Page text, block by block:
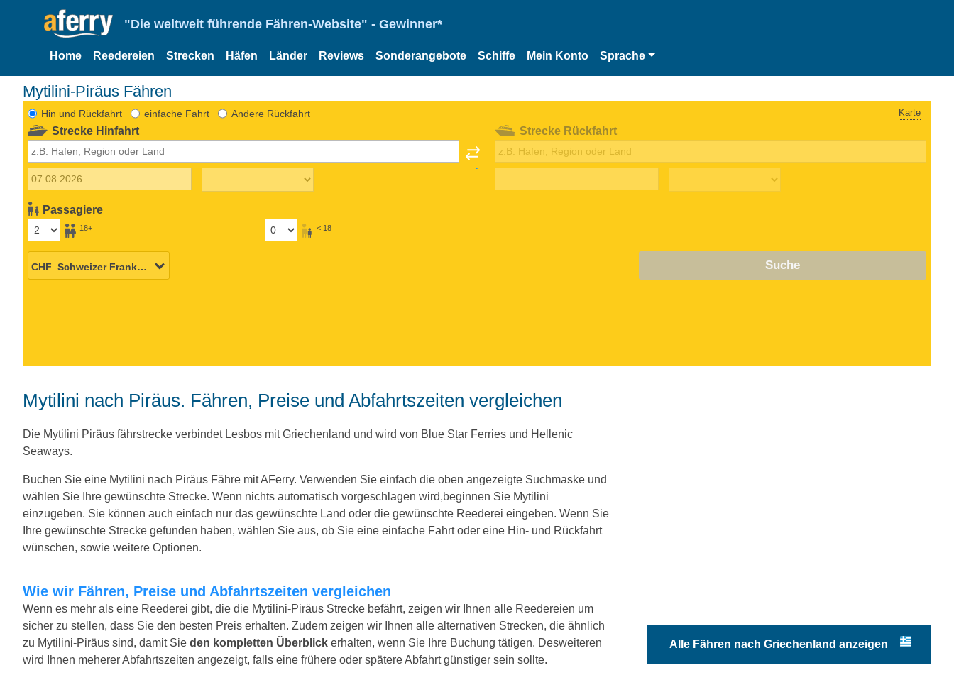
"Die weltweit führende Fähren-Website" - Gewinner*
Home Reedereien Strecken Häfen Länder Reviews Sonderangebote Schiffe Mein Konto Sprache
Mytilini-Piräus Fähren
Hin und Rückfahrt einfache Fahrt Andere Rückfahrt Karte
Strecke Hinfahrt
Passagiere
18+ < 18
Strecke Rückfahrt
Suche
Mytilini nach Piräus. Fähren, Preise und Abfahrtszeiten vergleichen
Die Mytilini Piräus fährstrecke verbindet Lesbos mit Griechenland und wird von Blue Star Ferries und Hellenic
Seaways.
Buchen Sie eine Mytilini nach Piräus Fähre mit AFerry. Verwenden Sie einfach die oben angezeigte Suchmaske und
wählen Sie Ihre gewünschte Strecke. Wenn nichts automatisch vorgeschlagen wird,beginnen Sie Mytilini
einzugeben. Sie können auch einfach nur das gewünschte Land oder die gewünschte Reederei eingeben. Wenn Sie
Ihre gewünschte Strecke gefunden haben, wählen Sie aus, ob Sie eine einfache Fahrt oder eine Hin- und Rückfahrt
wünschen, sowie weitere Optionen.
Wie wir Fähren, Preise und Abfahrtszeiten vergleichen
Wenn es mehr als eine Reederei gibt, die die Mytilini-Piräus Strecke befährt, zeigen wir Ihnen alle Reedereien um
sicher zu stellen, dass Sie den besten Preis erhalten. Zudem zeigen wir Ihnen alle alternativen Strecken, die ähnlich
zu Mytilini-Piräus sind, damit Sie den kompletten Überblick erhalten, wenn Sie Ihre Buchung tätigen. Desweiteren
wird Ihnen meherer Abfahrtszeiten angezeigt, falls eine frühere oder spätere Abfahrt günstiger sein sollte.
Alle Fähren nach Griechenland anzeigen